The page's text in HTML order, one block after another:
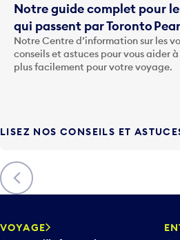
Précédent
Notre guide complet pour
qui passent par Toronto
Notre Centre d’information sur les
conseils et astuces pour vous aider
plus facilement pour votre voyage.
LISEZ NOS CONSEILS ET
VOYAGE